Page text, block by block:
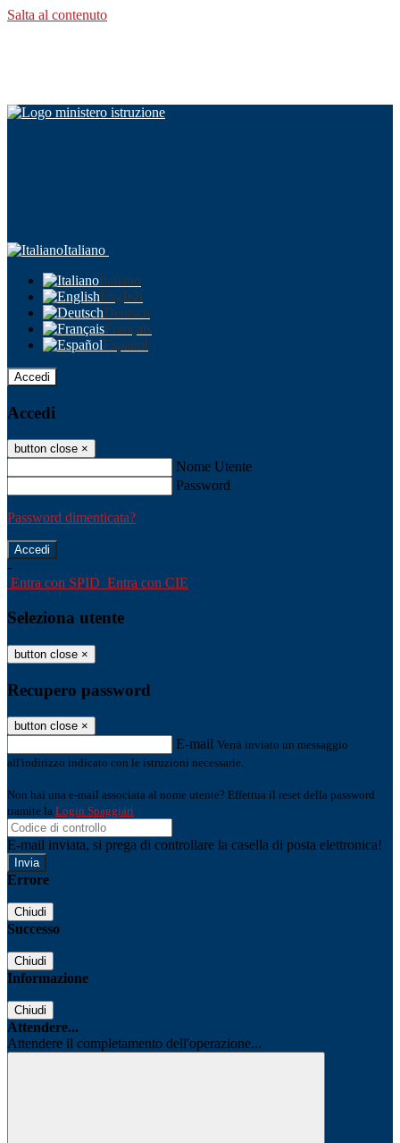
Salta al contenuto
Italiano
Italiano
English
Deutsch
Français
Español
Accedi
Accedi
button close ×
Nome Utente
Password
Password dimenticata?
-
Entra con SPID Entra con CIE
Seleziona utente
button close ×
Recupero password
button close ×
E-mail Verrà inviato un messaggio
all'indirizzo indicato con le istruzioni necessarie.
Non hai una e-mail associata al nome utente? Effettua il reset della password
tramite la Login Spaggiari
E-mail inviata, si prega di controllare la casella di posta elettronica!
Errore
Chiudi
Successo
Chiudi
Informazione
Chiudi
Attendere...
Attendere il completamento dell'operazione...